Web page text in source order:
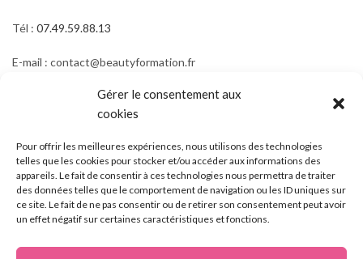
Gérer le consentement aux
cookies
Pour offrir les meilleures expériences, nous utilisons des technologies
telles que les cookies pour stocker et/ou accéder aux informations des
appareils. Le fait de consentir à ces technologies nous permettra de traiter
des données telles que le comportement de navigation ou les ID uniques sur
ce site. Le fait de ne pas consentir ou de retirer son consentement peut avoir
un effet négatif sur certaines caractéristiques et fonctions.
Tél : 07.49.59.88.13
E-mail : contact@beautyformation.fr
Adresse : 206 Av. de Versailles, 75016 Paris
Suivez nous